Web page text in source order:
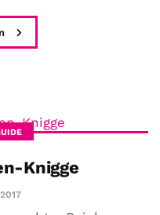
Knigge